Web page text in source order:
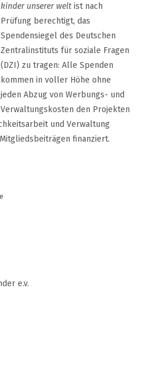
kinder unserer welt ist nach
Prüfung berechtigt, das
Spendensiegel des Deutschen
Zentralinstituts für soziale Fragen
(DZI) zu tragen: Alle Spenden
kommen in voller Höhe ohne
jeden Abzug von Werbungs- und
Verwaltungskosten den Projekten
und Verwaltung
finanziert.
e.v.